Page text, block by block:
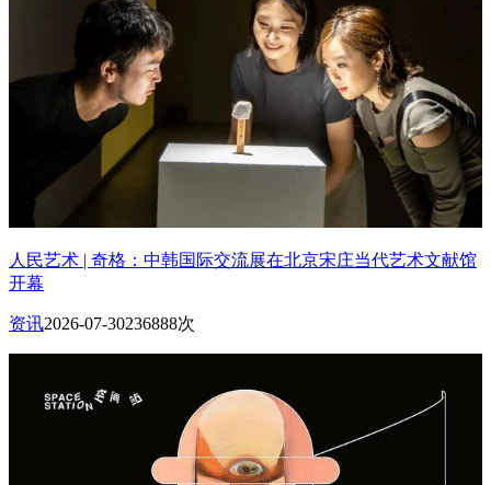
人民艺术 | 奇格：中韩国际交流展在北京宋庄当代艺术文献馆
开幕
资讯2026-07-30236888次